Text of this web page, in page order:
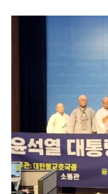
韓
『
す」⇒「金を経由
『Money1』
韓
ル」まで拡大 ⇒
『Money1』
韓
い「50.5％」に上昇